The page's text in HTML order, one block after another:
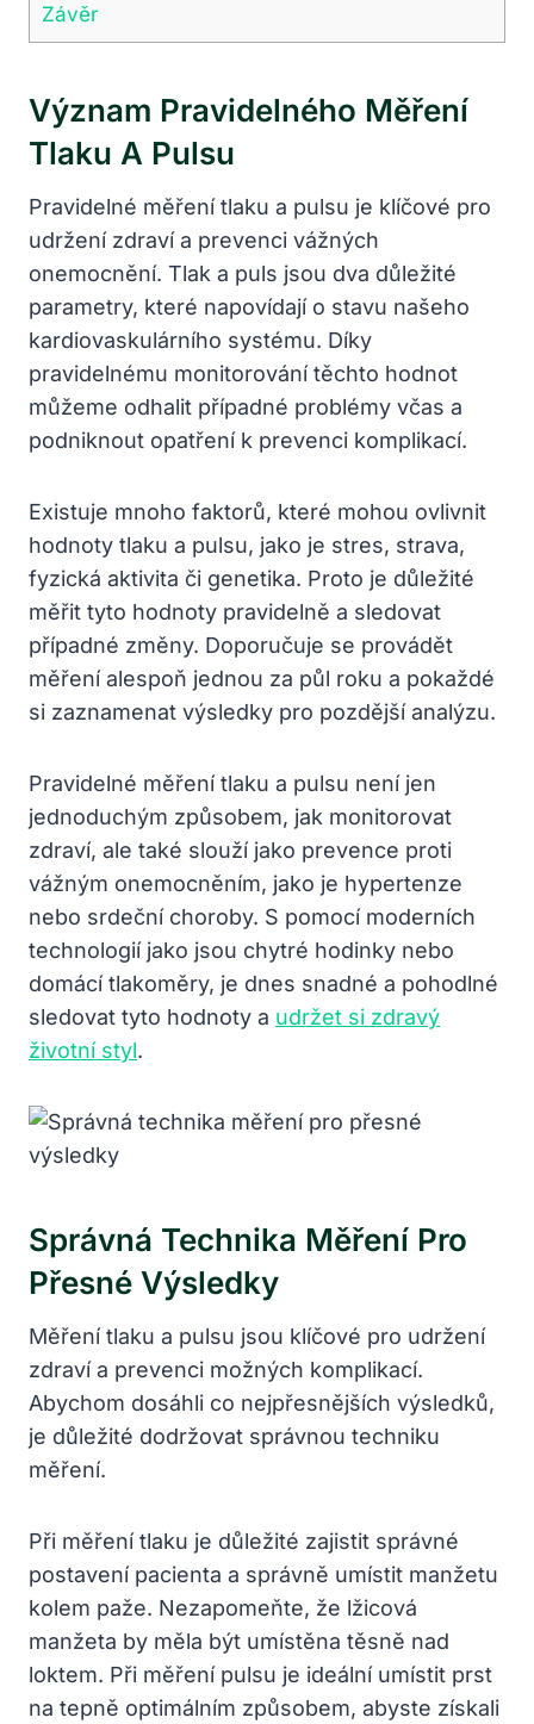
Závěr
Význam Pravidelného Měření
Tlaku A Pulsu
Pravidelné měření tlaku a pulsu je klíčové pro
udržení zdraví a prevenci vážných
onemocnění. Tlak a puls jsou dva důležité
parametry, které napovídají o stavu našeho
kardiovaskulárního systému. Díky
pravidelnému monitorování těchto hodnot
můžeme odhalit případné problémy včas a
podniknout opatření k prevenci komplikací.
Existuje mnoho faktorů, které mohou ovlivnit
hodnoty tlaku a pulsu, jako je stres, strava,
fyzická aktivita či genetika. Proto je důležité
měřit tyto hodnoty pravidelně a sledovat
případné změny. Doporučuje se provádět
měření alespoň jednou za půl roku a pokaždé
si zaznamenat výsledky pro pozdější analýzu.
Pravidelné měření tlaku a pulsu není jen
jednoduchým způsobem, jak monitorovat
zdraví, ale také slouží jako prevence proti
vážným onemocněním, jako je hypertenze
nebo srdeční choroby. S pomocí moderních
technologií jako jsou chytré hodinky nebo
domácí tlakoměry, je dnes snadné a pohodlné
sledovat tyto hodnoty a udržet si zdravý
životní styl.
Správná Technika Měření Pro
Přesné Výsledky
Měření tlaku a pulsu jsou klíčové pro udržení
zdraví a prevenci možných komplikací.
Abychom dosáhli co nejpřesnějších výsledků,
je důležité dodržovat správnou techniku
měření.
Při měření tlaku je důležité zajistit správné
postavení pacienta a správně umístit manžetu
kolem paže. Nezapomeňte, že lžicová
manžeta by měla být umístěna těsně nad
loktem. Při měření pulsu je ideální umístit prst
na tepně optimálním způsobem, abyste získali